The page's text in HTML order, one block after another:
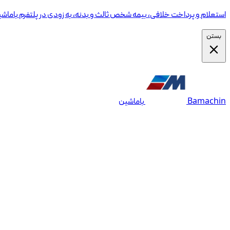
استعلام و پرداخت خلافی، بیمه شخص ثالث و بدنه، به زودی در پلتفرم
بستن
Bamachin باماشین